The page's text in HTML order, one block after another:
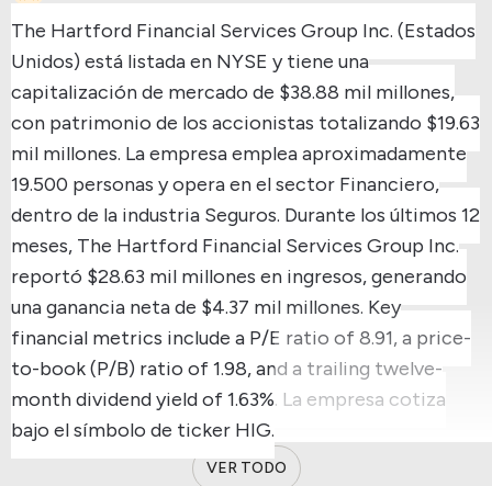
The Hartford Financial Services Group Inc. (Estados
Unidos) está listada en NYSE y tiene una
capitalización de mercado de $38.88 mil millones,
con patrimonio de los accionistas totalizando $19.63
mil millones. La empresa emplea aproximadamente
19.500 personas y opera en el sector Financiero,
dentro de la industria Seguros. Durante los últimos 12
meses, The Hartford Financial Services Group Inc.
reportó $28.63 mil millones en ingresos, generando
una ganancia neta de $4.37 mil millones. Key
financial metrics include a P/E ratio of 8.91, a price-
to-book (P/B) ratio of 1.98, and a trailing twelve-
month dividend yield of 1.63%. La empresa cotiza
bajo el símbolo de ticker HIG.
VER TODO